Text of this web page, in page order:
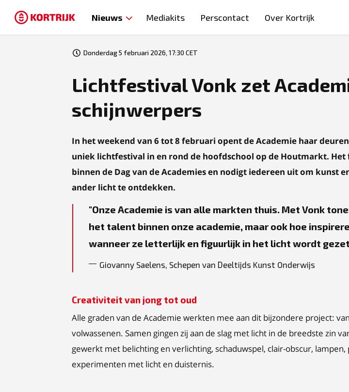
Nieuws Mediakits Perscontact Over Kortrijk
Donderdag 5 februari 2026, 17:30 CET
Lichtfestival Vonk zet
schijnwerpers
In het weekend van 6 tot 8 februari opent de Academie haar
uniek lichtfestival in en rond de hoofdschool op de Houtmarkt.
binnen de Dag van de Academies en nodigt iedereen uit om kunst
ander licht te ontdekken.
Onze Academie is van alle markten thuis. Met Vonk
het talent binnen onze academie, maar ook hoe
wanneer ze letterlijk en figuurlijk in het licht wordt
Giovanny Saelens, Schepen van Deeltijds Kunst Onderwijs
Creativiteit van jong tot oud
Alle graden van de Academie werkten mee aan dit bijzondere project:
volwassenen. Samen gingen zij aan de slag met licht in de breedste zin
gewerkt met belichting en verlichting, schaduwspel, clair-obscur, lampen,
experimenten met licht en duisternis.